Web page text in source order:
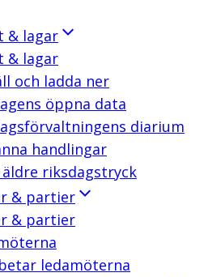
& lagar
& lagar
och ladda ner
öppna data
diarium
handlingar
riksdagstryck
& partier
& partier
ledamöterna